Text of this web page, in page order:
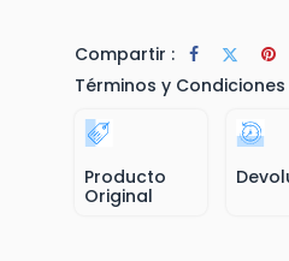
Compartir :
Términos y Condiciones
Producto
Original